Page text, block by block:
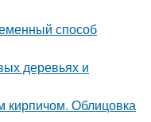
способ
деревьях и
кирпичом. Облицовка